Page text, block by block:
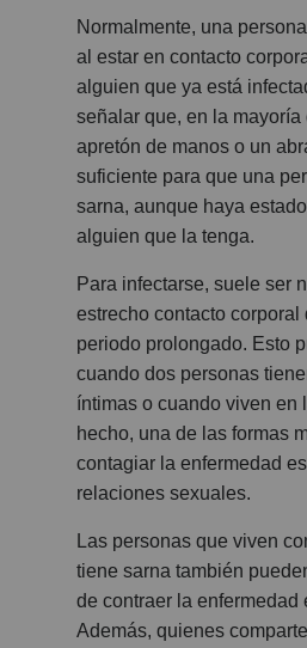
Normalmente, una
al estar en contacto
alguien que ya está
señalar que, en la mayoría
apretón de manos o un
suficiente para que una
sarna, aunque haya
alguien que la tenga.
Para infectarse, suele ser
estrecho contacto corporal
periodo prolongado. Esto
cuando dos personas
íntimas o cuando viven en
hecho, una de las formas
contagiar la enfermedad
relaciones sexuales.
Las personas que viven
tiene sarna también
de contraer la enfermedad
Además, quienes